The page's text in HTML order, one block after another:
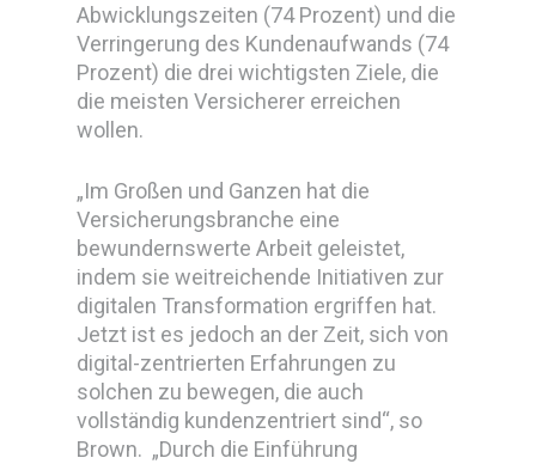
Abwicklungszeiten (74 Prozent) und die
Verringerung des Kundenaufwands (74
Prozent) die drei wichtigsten Ziele, die
die meisten Versicherer erreichen
wollen.
„Im Großen und Ganzen hat die
Versicherungsbranche eine
bewundernswerte Arbeit geleistet,
indem sie weitreichende Initiativen zur
digitalen Transformation ergriffen hat.
Jetzt ist es jedoch an der Zeit, sich von
digital-zentrierten Erfahrungen zu
solchen zu bewegen, die auch
vollständig kundenzentriert sind“, so
Brown. „Durch die Einführung